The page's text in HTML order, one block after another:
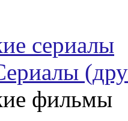
сериалы
фильмы